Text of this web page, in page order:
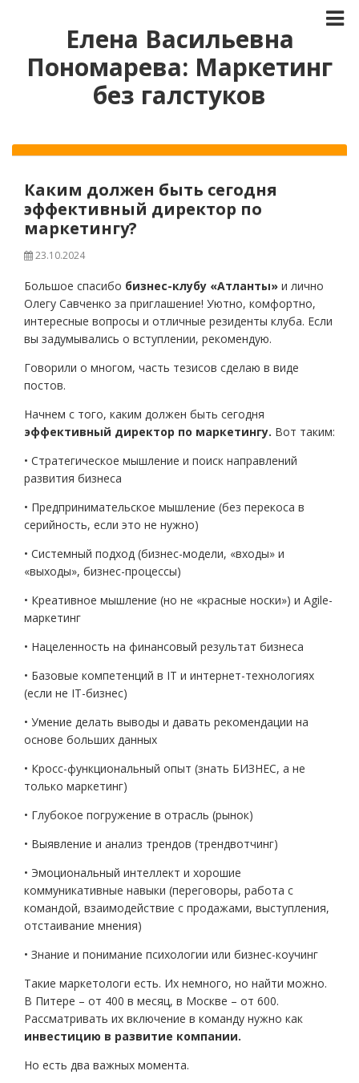
Елена Васильевна
Пономарева: Маркетинг
без галстуков
Каким должен быть сегодня
эффективный директор по
маркетингу?
23.10.2024
Большое спасибо бизнес-клубу «Атланты» и лично
Олегу Савченко за приглашение! Уютно, комфортно,
интересные вопросы и отличные резиденты клуба. Если
вы задумывались о вступлении, рекомендую.
Говорили о многом, часть тезисов сделаю в виде
постов.
Начнем с того, каким должен быть сегодня
эффективный директор по маркетингу. Вот таким:
• Стратегическое мышление и поиск направлений
развития бизнеса
• Предпринимательское мышление (без перекоса в
серийность, если это не нужно)
• Системный подход (бизнес-модели, «входы» и
«выходы», бизнес-процессы)
• Креативное мышление (но не «красные носки») и Agile-
маркетинг
• Нацеленность на финансовый результат бизнеса
• Базовые компетенций в IT и интернет-технологиях
(если не IT-бизнес)
• Умение делать выводы и давать рекомендации на
основе больших данных
• Кросс-функциональный опыт (знать БИЗНЕС, а не
только маркетинг)
• Глубокое погружение в отрасль (рынок)
• Выявление и анализ трендов (трендвотчинг)
• Эмоциональный интеллект и хорошие
коммуникативные навыки (переговоры, работа с
командой, взаимодействие с продажами, выступления,
отстаивание мнения)
• Знание и понимание психологии или бизнес-коучинг
Такие маркетологи есть. Их немного, но найти можно.
В Питере – от 400 в месяц, в Москве – от 600.
Рассматривать их включение в команду нужно как
инвестицию в развитие компании.
Но есть два важных момента.